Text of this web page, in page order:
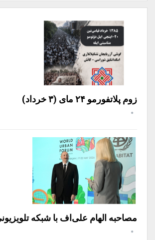
زوم پلاتفورمو ۲۴ مای (۳ خرداد)
مصاحبه الهام علی‌اف با شبکه